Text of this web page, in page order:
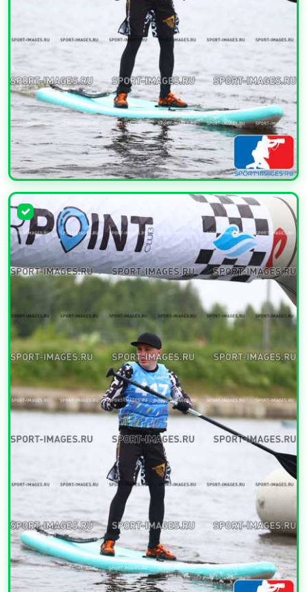
УВЕЛИЧИТЬ